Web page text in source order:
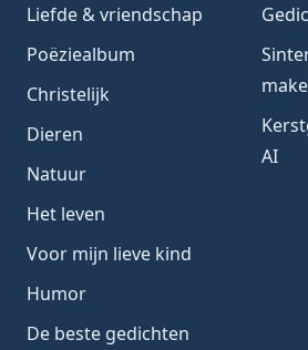
Liefde & vriendschap
Poëziealbum
Christelijk
Dieren
Natuur
Het leven
Voor mijn lieve kind
Humor
De beste gedichten
AI